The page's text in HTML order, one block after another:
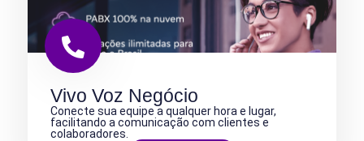
Vivo Voz Negócio
Conecte sua equipe a qualquer hora e lugar,
facilitando a comunicação com clientes e
colaboradores.